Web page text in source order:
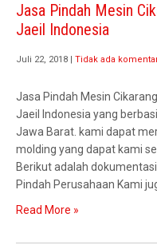
Jasa Pindah Mesin
Jaeil Indonesia
Juli 22, 2018 Tidak ada
Jasa Pindah Mesin
Jaeil Indonesia yang
Jawa Barat. kami dapat
molding yang dapat kami
Berikut adalah
Pindah Perusahaan Kami
Read More »